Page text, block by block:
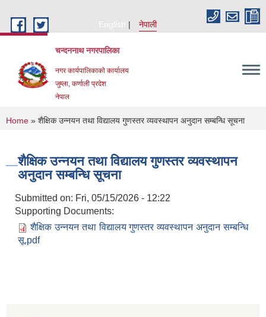
English
नेपाली
चन्दननाथ नगरपालिका
नगर कार्यपालिकाको कार्यालय
जुम्ला, कर्णाली प्रदेश
नेपाल
You are here
Home » शैक्षिक उन्नयन तथा विद्यालय गुणस्तर व्यवस्थापन अनुदान सम्बन्धि सूचना
शैक्षिक उन्नयन तथा विद्यालय गुणस्तर व्यवस्थापन
अनुदान सम्बन्धि सूचना
Submitted on: Fri, 05/15/2026 - 12:22
Supporting Documents:
शैक्षिक उन्नयन तथा विद्यालय गुणस्तर व्यवस्थापन अनुदान सम्बन्धि
सू.pdf